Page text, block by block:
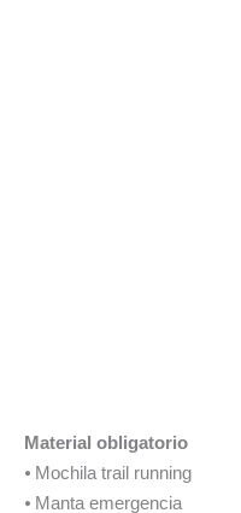
Material obligatorio
⦁ Mochila trail running
⦁ Manta emergencia